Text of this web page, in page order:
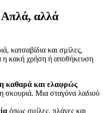
Απλά, αλλά
κατσαβίδια και σμίλες,
η κακή χρήση ή αποθήκευση
καθαρά και ελαφρώς
σκουριά. Μια σταγόνα λαδιού
όπως σμίλες, πλάνες και